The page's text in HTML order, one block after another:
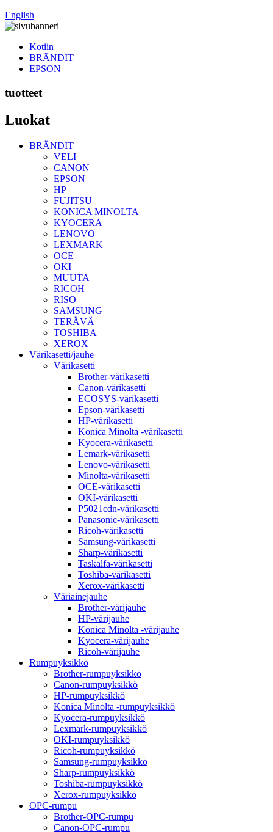
English
Kotiin
BRÄNDIT
EPSON
tuotteet
Luokat
BRÄNDIT
VELI
CANON
EPSON
HP
FUJITSU
KONICA MINOLTA
KYOCERA
LENOVO
LEXMARK
OCE
OKI
MUUTA
RICOH
RISO
SAMSUNG
TERÄVÄ
TOSHIBA
XEROX
Värikasetti/jauhe
Värikasetti
Brother-värikasetti
Canon-värikasetti
ECOSYS-värikasetti
Epson-värikasetti
HP-värikasetti
Konica Minolta -värikasetti
Kyocera-värikasetti
Lemark-värikasetti
Lenovo-värikasetti
Minolta-värikasetti
OCE-värikasetti
OKI-värikasetti
P5021cdn-värikasetti
Panasonic-värikasetti
Ricoh-värikasetti
Samsung-värikasetti
Sharp-värikasetti
Taskalfa-värikasetti
Toshiba-värikasetti
Xerox-värikasetti
Väriainejauhe
Brother-värijauhe
HP-värijauhe
Konica Minolta -värijauhe
Kyocera-värijauhe
Ricoh-värijauhe
Rumpuyksikkö
Brother-rumpuyksikkö
Canon-rumpuyksikkö
HP-rumpuyksikkö
Konica Minolta -rumpuyksikkö
Kyocera-rumpuyksikkö
Lexmark-rumpuyksikkö
OKI-rumpuyksikkö
Ricoh-rumpuyksikkö
Samsung-rumpuyksikkö
Sharp-rumpuyksikkö
Toshiba-rumpuyksikkö
Xerox-rumpuyksikkö
OPC-rumpu
Brother-OPC-rumpu
Canon-OPC-rumpu